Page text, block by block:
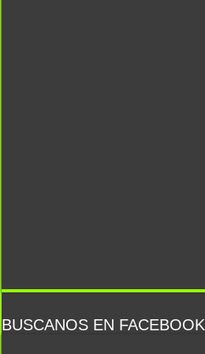
BUSCANOS EN FACEBOOK